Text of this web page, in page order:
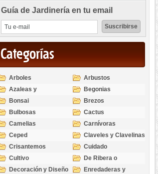
Guía de Jardinería en tu email
Categorías
Arboles
Arbustos
Azaleas y
Rododendros
Begonias
Bonsai
Brezos
Bulbosas
Cactus
Camelias
Carnívoras
Ceped
Claveles y Clavelinas
Crisantemos
Cuidado
Cultivo
De Ribera o
Palustres
Decoración y Diseño
Enredaderas y